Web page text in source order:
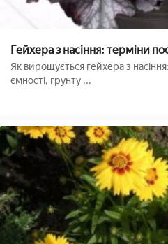
Гейхера з насіння: терміни
догляд
Як вирощується гейхера з
ємності, грунту ...